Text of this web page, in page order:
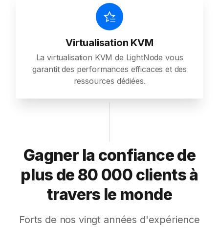
Virtualisation KVM
La virtualisation KVM de LightNode vous
garantit des performances efficaces et des
ressources dédiées.
Gagner la confiance de
plus de 80 000 clients à
travers le monde
Forts de nos vingt années d'expérience